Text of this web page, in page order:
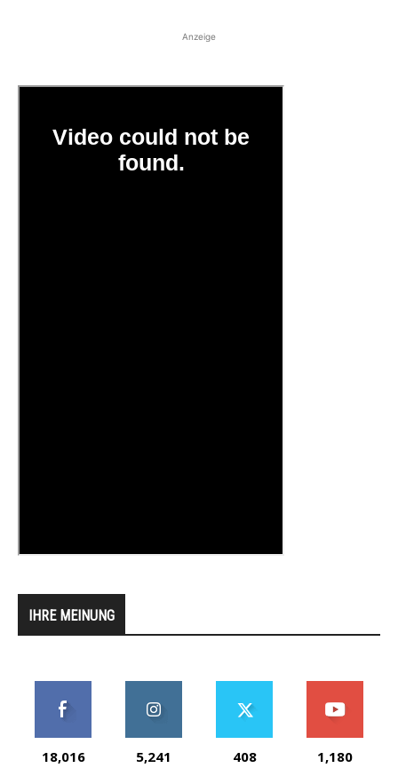
Anzeige
IHRE MEINUNG
18,016 5,241 408 1,180